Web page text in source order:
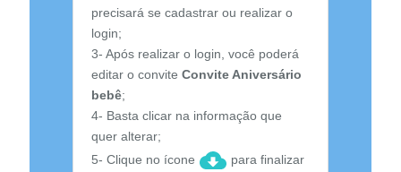
precisará se cadastrar ou realizar o
login;
3- Após realizar o login, você poderá
editar o convite Convite Aniversário
bebê;
4- Basta clicar na informação que
quer alterar;
5- Clique no ícone
para finalizar